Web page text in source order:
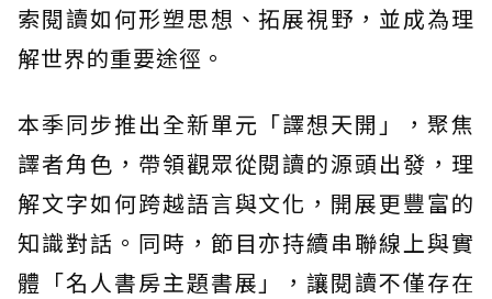
索閱讀如何形塑思想、拓展視野，並成為理
解世界的重要途徑。
本季同步推出全新單元「譯想天開」，聚焦
譯者角色，帶領觀眾從閱讀的源頭出發，理
解文字如何跨越語言與文化，開展更豐富的
知識對話。同時，節目亦持續串聯線上與實
體「名人書房主題書展」，讓閱讀不僅存在